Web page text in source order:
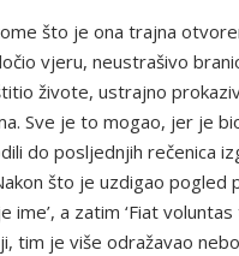
što je ona trajna
vjeru, neustrašivo
živote, ustrajno
Sve je to mogao, jer je
do posljednjih rečenica
što je uzdigao
ime’, a zatim ‘Fiat
tim je više odražavao